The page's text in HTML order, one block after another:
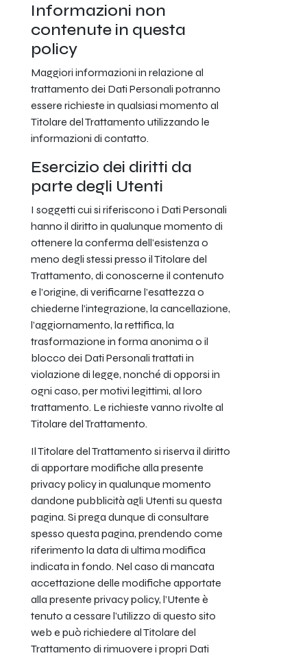
Informazioni non
contenute in questa
policy
Maggiori informazioni in relazione al
trattamento dei Dati Personali potranno
essere richieste in qualsiasi momento al
Titolare del Trattamento utilizzando le
informazioni di contatto.
Esercizio dei diritti da
parte degli Utenti
I soggetti cui si riferiscono i Dati Personali
hanno il diritto in qualunque momento di
ottenere la conferma dell’esistenza o
meno degli stessi presso il Titolare del
Trattamento, di conoscerne il contenuto
e l’origine, di verificarne l’esattezza o
chiederne l’integrazione, la cancellazione,
l’aggiornamento, la rettifica, la
trasformazione in forma anonima o il
blocco dei Dati Personali trattati in
violazione di legge, nonché di opporsi in
ogni caso, per motivi legittimi, al loro
trattamento. Le richieste vanno rivolte al
Titolare del Trattamento.
Il Titolare del Trattamento si riserva il diritto
di apportare modifiche alla presente
privacy policy in qualunque momento
dandone pubblicità agli Utenti su questa
pagina. Si prega dunque di consultare
spesso questa pagina, prendendo come
riferimento la data di ultima modifica
indicata in fondo. Nel caso di mancata
accettazione delle modifiche apportate
alla presente privacy policy, l’Utente è
tenuto a cessare l’utilizzo di questo sito
web e può richiedere al Titolare del
Trattamento di rimuovere i propri Dati